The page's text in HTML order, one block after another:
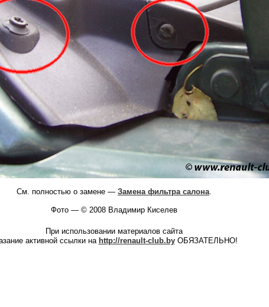
См. полностью о замене — Замена фильтра салона.
Фото — © 2008 Владимир Киселев
При использовании материалов сайта
активной ссылки на http://renault-club.byОБЯЗАТЕЛЬНО!